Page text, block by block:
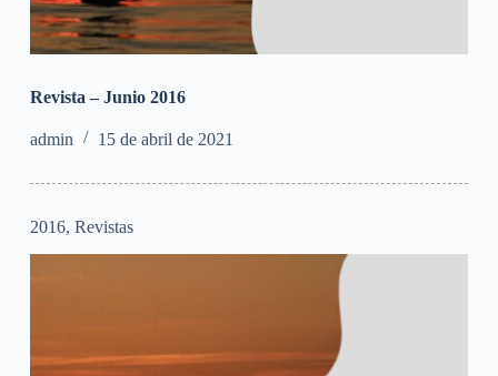
Revista – Junio 2016
admin 15 de abril de 2021
2016, Revistas